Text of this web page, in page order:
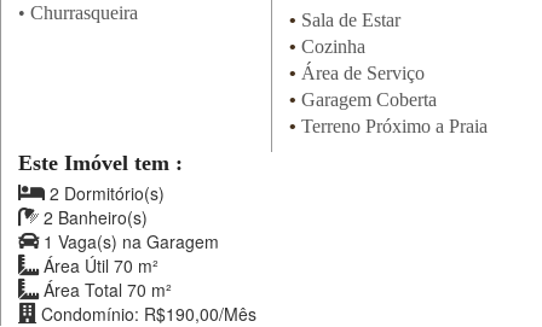
• Churrasqueira • Sala de Estar
• Cozinha
• Área de Serviço
• Garagem Coberta
• Terreno Próximo a Praia
Este Imóvel tem :
2 Dormitório(s)
2 Banheiro(s)
1 Vaga(s) na Garagem
Área Útil 70 m²
Área Total 70 m²
Condomínio: R$190,00/Mês